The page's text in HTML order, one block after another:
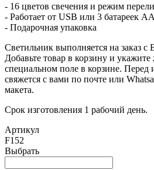
- 16 цветов свечения и режим
- Работает от USB или 3 батареек АА
- Подарочная упаковка
Светильник выполняется на заказ
Добавьте товар в корзину и
специальном поле в корзине. Перед
свяжется с вами по почте или
макета.
Срок изготовления 1 рабочий день.
Артикул
F152
Выбрать